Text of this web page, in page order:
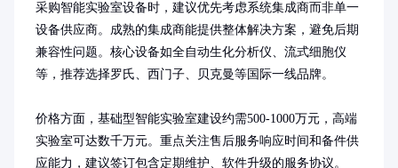
采购智能实验室设备时，建议优先考虑系统集成商而非单一
设备供应商。成熟的集成商能提供整体解决方案，避免后期
兼容性问题。核心设备如全自动生化分析仪、流式细胞仪
等，推荐选择罗氏、西门子、贝克曼等国际一线品牌。
价格方面，基础型智能实验室建设约需500-1000万元，高端
实验室可达数千万元。重点关注售后服务响应时间和备件供
应能力，建议签订包含定期维护、软件升级的服务协议。